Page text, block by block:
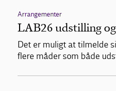
Arrangementer
LAB26 udstilling
Det er muligt at tilmelde
flere måder som både